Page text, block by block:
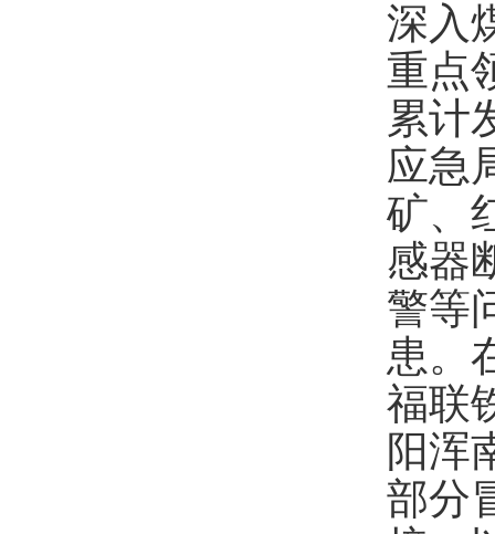
深入
重点
累计
应急
矿、
感器
警等
患。
福联
阳浑
部分